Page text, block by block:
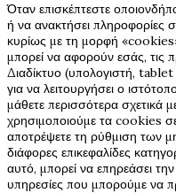
Όταν επισκέπτεστε
ή να ανακτήσει πληροφορίες
κυρίως με τη μορφή
μπορεί να αφορούν εσάς, τις
Διαδίκτυο (υπολογιστή, tablet
για να λειτουργήσει ο
μάθετε περισσότερα σχετικά
χρησιμοποιούμε τα cookies
αποτρέψετε τη ρύθμιση των
διάφορες επικεφαλίδες
αυτό, μπορεί να επηρεάσει
υπηρεσίες που μπορούμε να